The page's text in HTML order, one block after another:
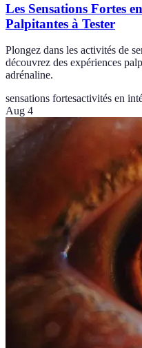
Les Sensations Fortes
Palpitantes à Tester
Plongez dans les activités de
découvrez des expériences
adrénaline.
sensations fortesactivités en
Aug 4